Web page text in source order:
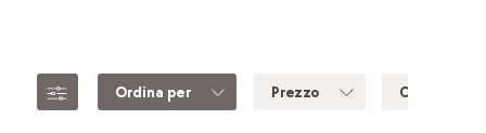
Ordina per Prezzo Colore